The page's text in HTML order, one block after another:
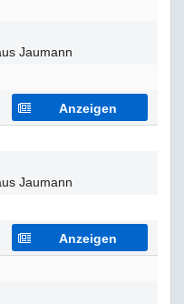
Jaumann
Anzeigen
Jaumann
Anzeigen